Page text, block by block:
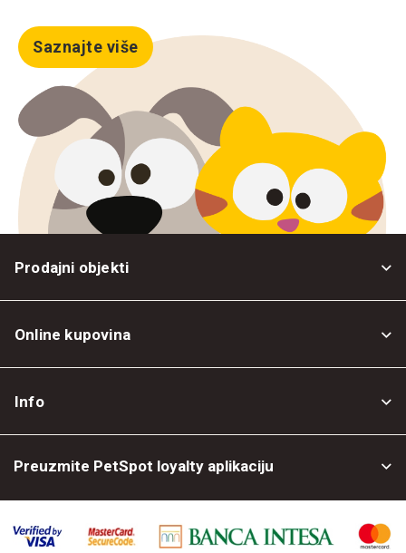
Saznajte više
Prodajni objekti
Online kupovina
Info
Preuzmite PetSpot loyalty aplikaciju